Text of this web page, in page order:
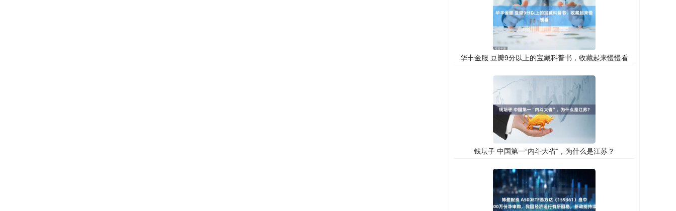
华丰金服 豆瓣9分以上的宝藏科普书，收藏起来慢慢看
钱坛子 中国第一“内斗大省”，为什么是江苏？